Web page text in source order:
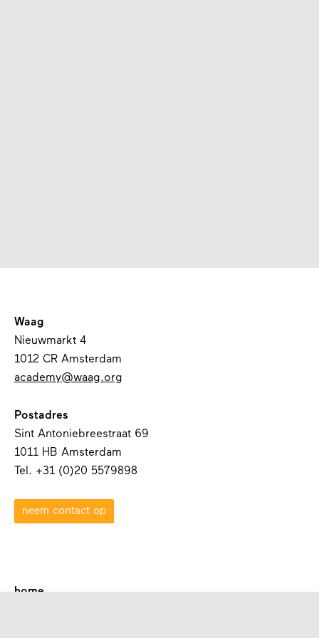
Waag
Nieuwmarkt 4
1012 CR Amsterdam
academy@waag.org
Postadres
Sint Antoniebreestraat 69
1011 HB Amsterdam
Tel. +31 (0)20 5579898
neem contact op
home